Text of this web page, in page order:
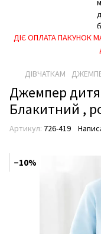
ДІЄ ОПЛАТА ПАКУНОК
ДІВЧАТКАМ
Джемпер
Блакитний ,
Артикул: 726-419
−10%